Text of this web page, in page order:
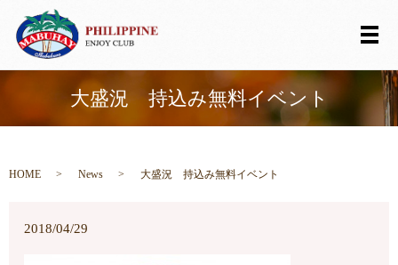
メ
大盛況 持込み無料イベント
HOME News 大盛況 持込み無料イベント
2018/04/29